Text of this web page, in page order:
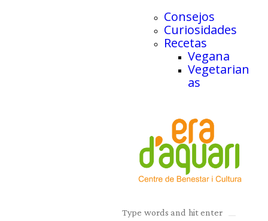
Consejos
Curiosidades
Recetas
Vegana
Vegetarian
as